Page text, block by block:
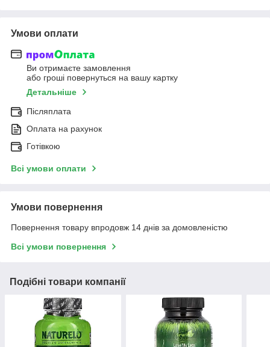
Умови оплати
Ви отримаєте замовлення
або гроші повернуться на вашу картку
Детальніше
Післяплата
Оплата на рахунок
Готівкою
Всі умови оплати
Умови повернення
Повернення товару впродовж 14 днів за домовленістю
Всі умови повернення
Подібні товари компанії